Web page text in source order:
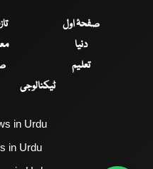
صفحۂ اول
دنیا
تعلیم
ٹیکنالوجی
in Urdu
in Urdu